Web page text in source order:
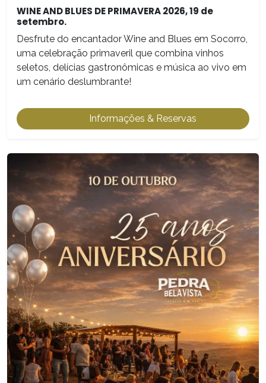
WINE AND BLUES DE PRIMAVERA 2026, 19 de
setembro.
Desfrute do encantador Wine and Blues em Socorro,
uma celebração primaveril que combina vinhos
seletos, delícias gastronômicas e música ao vivo em
um cenário deslumbrante!
Informações & Reservas